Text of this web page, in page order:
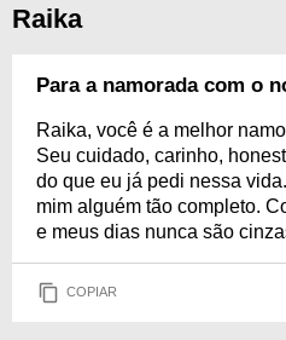
Raika
Para a namorada com o
Raika, você é a melhor
Seu cuidado, carinho,
do que eu já pedi nessa
mim alguém tão completo.
e meus dias nunca são
COPIAR